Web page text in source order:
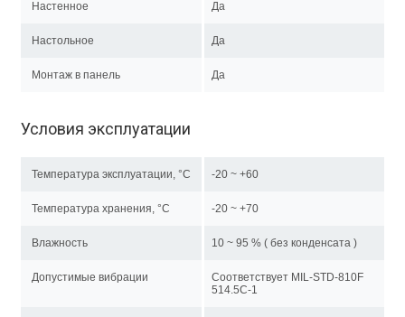
Настенное Да
Настольное Да
Монтаж в панель Да
Условия эксплуатации
Температура эксплуатации, °C -20 ~ +60
Температура хранения, °C -20 ~ +70
Влажность 10 ~ 95 % ( без конденсата )
Допустимые вибрации
Соответствует MIL-STD-810F
514.5C-1